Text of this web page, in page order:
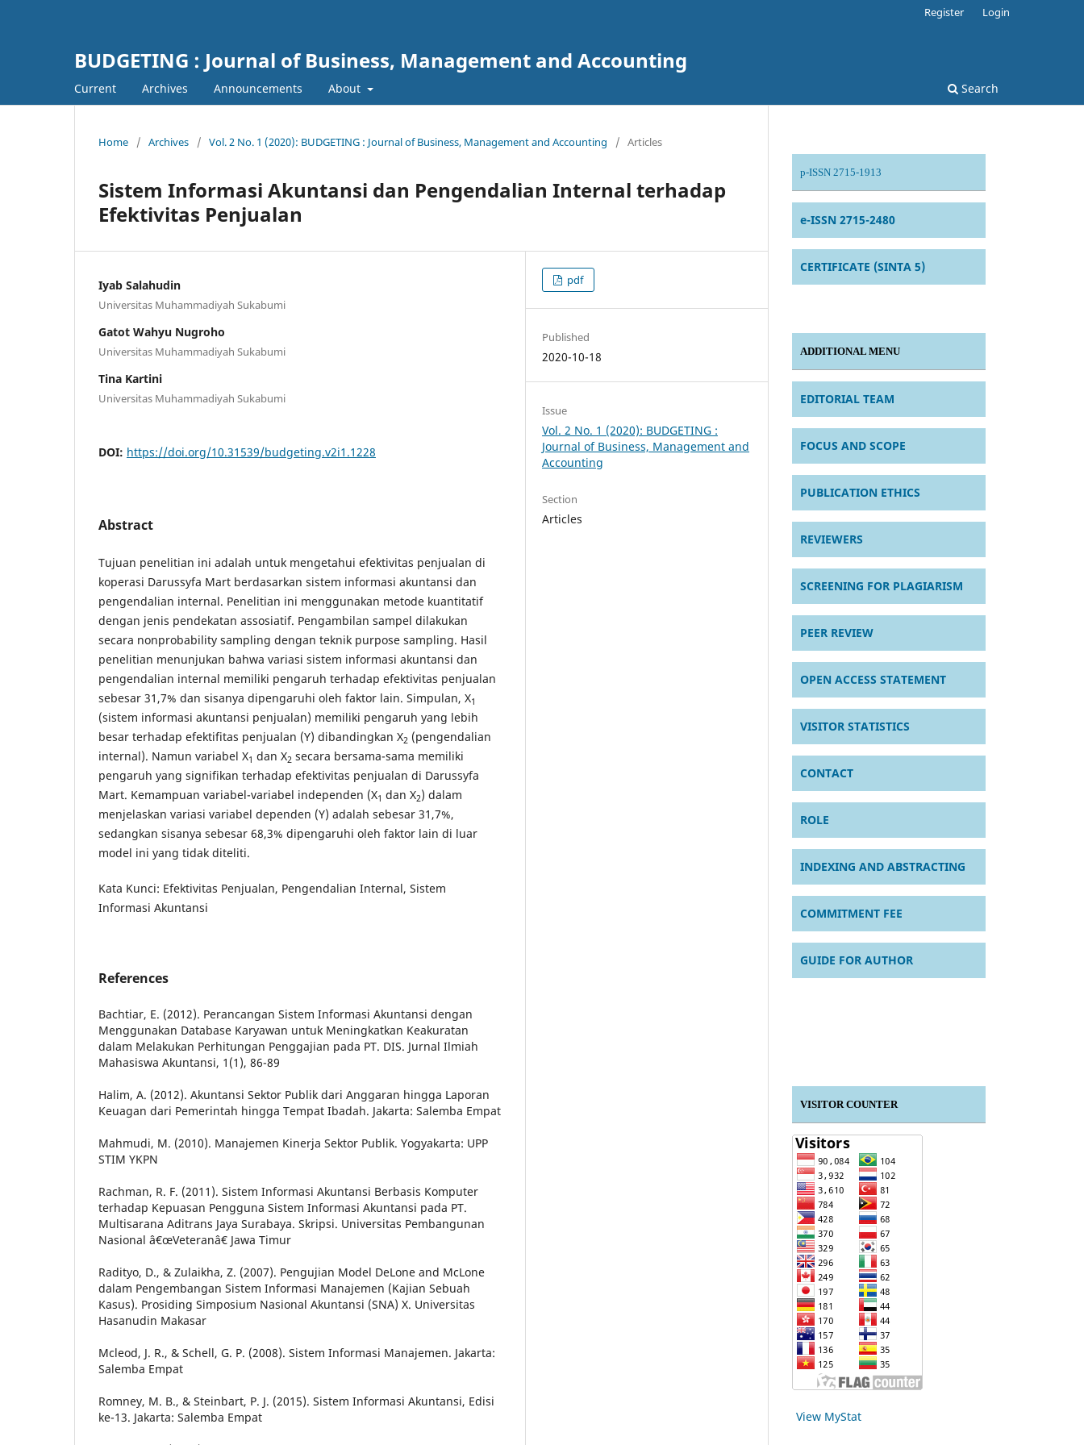
BUDGETING : Journal of Business, Management and Accounting
Current Archives Announcements About Search
Register Login
Home / Archives / Vol. 2 No. 1 (2020): BUDGETING : Journal of Business, Management and Accounting / Articles
Sistem Informasi Akuntansi dan Pengendalian Internal terhadap
Efektivitas Penjualan
Iyab Salahudin
Universitas Muhammadiyah Sukabumi
Gatot Wahyu Nugroho
Universitas Muhammadiyah Sukabumi
Tina Kartini
Universitas Muhammadiyah Sukabumi
DOI: https://doi.org/10.31539/budgeting.v2i1.1228
Abstract
Tujuan penelitian ini adalah untuk mengetahui efektivitas penjualan di
koperasi Darussyfa Mart berdasarkan sistem informasi akuntansi dan
pengendalian internal. Penelitian ini menggunakan metode kuantitatif
dengan jenis pendekatan assosiatif. Pengambilan sampel dilakukan
secara nonprobability sampling dengan teknik purpose sampling. Hasil
penelitian menunjukan bahwa variasi sistem informasi akuntansi dan
pengendalian internal memiliki pengaruh terhadap efektivitas penjualan
sebesar 31,7% dan sisanya dipengaruhi oleh faktor lain. Simpulan, X1
(sistem informasi akuntansi penjualan) memiliki pengaruh yang lebih
besar terhadap efektifitas penjualan (Y) dibandingkan X2 (pengendalian
internal). Namun variabel X1 dan X2 secara bersama-sama memiliki
pengaruh yang signifikan terhadap efektivitas penjualan di Darussyfa
Mart. Kemampuan variabel-variabel independen (X1 dan X2) dalam
menjelaskan variasi variabel dependen (Y) adalah sebesar 31,7%,
sedangkan sisanya sebesar 68,3% dipengaruhi oleh faktor lain di luar
model ini yang tidak diteliti.
Kata Kunci: Efektivitas Penjualan, Pengendalian Internal, Sistem
Informasi Akuntansi
References
Bachtiar, E. (2012). Perancangan Sistem Informasi Akuntansi dengan
Menggunakan Database Karyawan untuk Meningkatkan Keakuratan
dalam Melakukan Perhitungan Penggajian pada PT. DIS. Jurnal Ilmiah
Mahasiswa Akuntansi, 1(1), 86-89
Halim, A. (2012). Akuntansi Sektor Publik dari Anggaran hingga Laporan
Keuagan dari Pemerintah hingga Tempat Ibadah. Jakarta: Salemba Empat
Mahmudi, M. (2010). Manajemen Kinerja Sektor Publik. Yogyakarta: UPP
STIM YKPN
Rachman, R. F. (2011). Sistem Informasi Akuntansi Berbasis Komputer
terhadap Kepuasan Pengguna Sistem Informasi Akuntansi pada PT.
Multisarana Aditrans Jaya Surabaya. Skripsi. Universitas Pembangunan
Nasional â€œVeteranâ€ Jawa Timur
Radityo, D., & Zulaikha, Z. (2007). Pengujian Model DeLone and McLone
dalam Pengembangan Sistem Informasi Manajemen (Kajian Sebuah
Kasus). Prosiding Simposium Nasional Akuntansi (SNA) X. Universitas
Hasanudin Makasar
Mcleod, J. R., & Schell, G. P. (2008). Sistem Informasi Manajemen. Jakarta:
Salemba Empat
Romney, M. B., & Steinbart, P. J. (2015). Sistem Informasi Akuntansi, Edisi
ke-13. Jakarta: Salemba Empat
pdf
Published
2020-10-18
Issue
Vol. 2 No. 1 (2020): BUDGETING :
Journal of Business, Management and
Accounting
Section
Articles
p-ISSN 2715-1913
e-ISSN 2715-2480
CERTIFICATE (SINTA 5)
ADDITIONAL MENU
EDITORIAL TEAM
FOCUS AND SCOPE
PUBLICATION ETHICS
REVIEWERS
SCREENING FOR PLAGIARISM
PEER REVIEW
OPEN ACCESS STATEMENT
VISITOR STATISTICS
CONTACT
ROLE
INDEXING AND ABSTRACTING
COMMITMENT FEE
GUIDE FOR AUTHOR
VISITOR COUNTER
View MyStat